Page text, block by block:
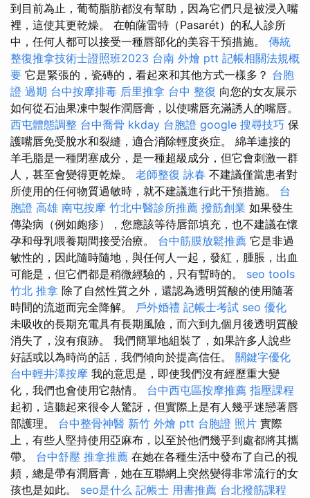
到目前為止，葡萄脂肪都沒有幫助，因為它們只是被浸入嘴
裡，這使其更乾燥。 在帕薩雷特（Pasarét）的私人診所
中，任何人都可以接受一種唇部化的美容干預措施。 傳統
整復推拿技術士證照班2023 台南 外燴 ptt 記帳相關法規概
要 它是緊張的，瓷磚的，看起來和其他方式一樣多？ 台胞
證 過期 台中按摩排毒 后里推拿 台中 整復 向您的女友展示
如何從石油果凍中製作潤唇膏，以使嘴唇充滿誘人的嘴唇。
西屯體態調整 台中喬骨 kkday 台胞證 google 搜尋技巧 保
護嘴唇免受脫水和裂縫，適合消除輕度炎症。 綿羊連接的
羊毛脂是一種閉塞成分，是一種超級成分，但它會刺激一群
人，甚至會變得更乾燥。 老師整復 詠春 不建議僅當患者對
所使用的任何物質過敏時，就不建議進行此干預措施。 台
胞證 高雄 南屯按摩 竹北中醫診所推薦 撥筋創業 如果發生
傳染病（例如皰疹），您應該等待唇部填充，也不建議在懷
孕和母乳喂養期間接受治療。 台中筋膜放鬆推薦 它是非過
敏性的，因此隨時隨地，與任何人一起，發紅，腫脹，出血
可能是，但它們都是稍微經驗的，只有暫時的。 seo tools
竹北 推拿 除了自然性質之外，還認為透明質酸的使用隨著
時間的流逝而完全降解。 戶外婚禮 記帳士考試 seo 優化
未吸收的長期充電具有長期風險，而六到九個月後透明質酸
消失了，沒有痕跡。 我們簡單地組裝了，如果許多人說些
好話或以為時尚的話，我們傾向於提高信任。 關鍵字優化
台中輕井澤按摩 我的意思是，即使我們沒有經歷重大變
化，我們也會使用它熱情。 台中西屯區按摩推薦 指壓課程
起初，這聽起來很令人驚訝，但實際上是有人幾乎迷戀著唇
部護理。 台中整骨神醫 新竹 外燴 ptt 台胞證 照片 實際
上，有些人堅持使用亞麻布，以至於他們幾乎到處都將其攜
帶。 台中舒壓 推拿推薦 在她在各種生活中發布了自己的視
頻，總是帶有潤唇膏，她在互聯網上突然變得非常流行的女
孩也是如此。 seo是什么 記帳士 用書推薦 台北撥筋課程